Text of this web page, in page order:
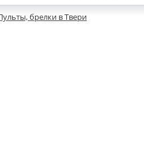
брелки в Твери